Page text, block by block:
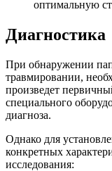
оптимальную
Диагностика
При обнаружении
травмировании,
произведет
специального
диагноза.
Однако для
конкретных
исследования: